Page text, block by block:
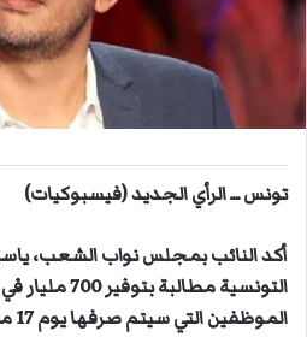
إ
ك
ر
تونس ــ الرأي الجديد (فيسبوكيات)
أكد النائب بمجلس نواب الشعب،
التونسية
الموظفين التي سيتم صرفها يوم 17 ماي من الشهر الجاري..